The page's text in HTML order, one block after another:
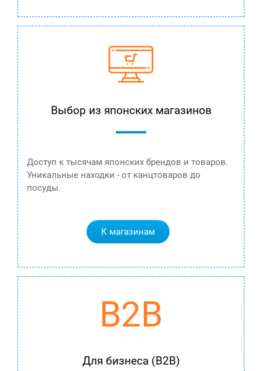
Выбор из японских магазинов
Доступ к тысячам японских брендов и товаров.
Уникальные находки - от канцтоваров до
посуды.
К магазинам
B2B
Для бизнеса (B2B)